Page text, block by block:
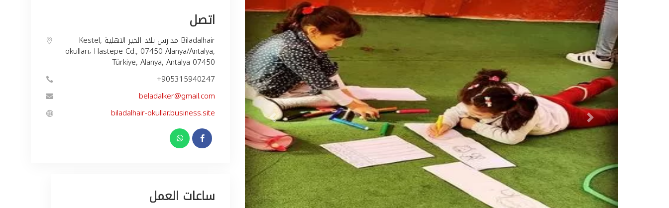
Previous Next
اتصل
Kestel, مدارس بلاد الخير الاهلية Biladalhair
okulları، Hastepe Cd., 07450 Alanya/Antalya,
Türkiye, Alanya, Antalya 07450
+905315940247
beladalker@gmail.com
biladalhair-okullar.business.site
ساعات العمل